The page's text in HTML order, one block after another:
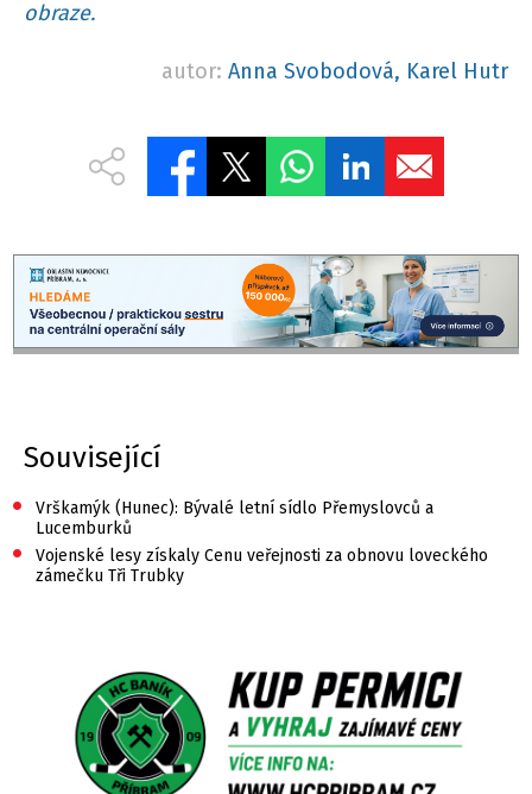
obraze.
autor: Anna Svobodová, Karel Hutr
Související
•
Vrškamýk (Hunec): Bývalé letní sídlo Přemyslovců a
Lucemburků
•
Vojenské lesy získaly Cenu veřejnosti za obnovu loveckého
zámečku Tři Trubky